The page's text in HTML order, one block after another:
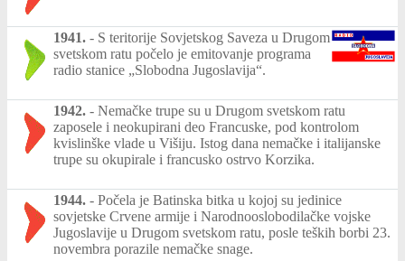
1941. - S teritorije Sovjetskog Saveza u Drugom
svetskom ratu počelo je emitovanje programa
radio stanice „Slobodna Jugoslavija“.
1942. - Nemačke trupe su u Drugom svetskom ratu
zaposele i neokupirani deo Francuske, pod kontrolom
kvislinške vlade u Višiju. Istog dana nemačke i italijanske
trupe su okupirale i francusko ostrvo Korzika.
1944. - Počela je Batinska bitka u kojoj su jedinice
sovjetske Crvene armije i Narodnooslobodilačke vojske
Jugoslavije u Drugom svetskom ratu, posle teških borbi 23.
novembra porazile nemačke snage.